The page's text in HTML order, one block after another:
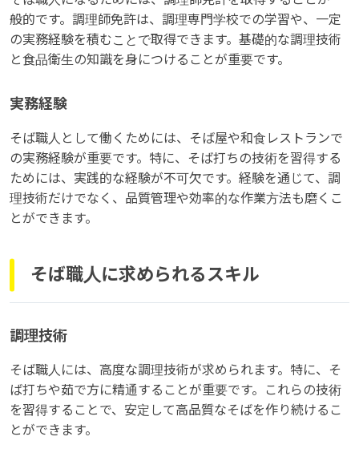
般的です。調理師免許は、調理専門学校での学習や、一定
の実務経験を積むことで取得できます。基礎的な調理技術
と食品衛生の知識を身につけることが重要です。
実務経験
そば職人として働くためには、そば屋や和食レストランで
の実務経験が重要です。特に、そば打ちの技術を習得する
ためには、実践的な経験が不可欠です。経験を通じて、調
理技術だけでなく、品質管理や効率的な作業方法も磨くこ
とができます。
そば職人に求められるスキル
調理技術
そば職人には、高度な調理技術が求められます。特に、そ
ば打ちや茹で方に精通することが重要です。これらの技術
を習得することで、安定して高品質なそばを作り続けるこ
とができます。